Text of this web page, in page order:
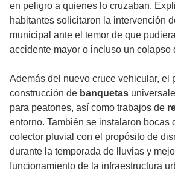
en peligro a quienes lo cruzaban.
habitantes solicitaron la intervención
municipal ante el temor de que
accidente mayor o incluso un colapso
Además del nuevo cruce vehicular, el
construcción de banquetas
para peatones, así como trabajos de
entorno. También se instalaron bocas
colector pluvial con el propósito de
durante la temporada de lluvias y
funcionamiento de la infraestructura